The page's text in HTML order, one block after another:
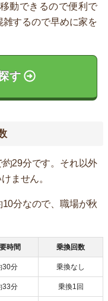
動できるので便利で
するので早めに家を
す
29分です。それ以外
ません。
分なので、職場が秋
時間 乗換回数
30分 乗換なし
33分 乗換1回